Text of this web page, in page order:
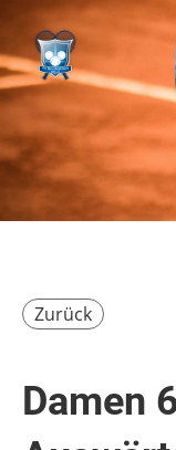
Zurück
Damen